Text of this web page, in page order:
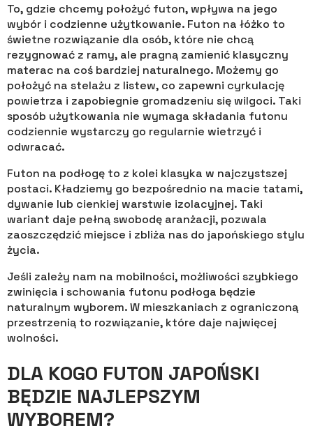
To, gdzie chcemy położyć futon, wpływa na jego
wybór i codzienne użytkowanie. Futon na łóżko to
świetne rozwiązanie dla osób, które nie chcą
rezygnować z ramy, ale pragną zamienić klasyczny
materac na coś bardziej naturalnego. Możemy go
położyć na stelażu z listew, co zapewni cyrkulację
powietrza i zapobiegnie gromadzeniu się wilgoci. Taki
sposób użytkowania nie wymaga składania futonu
codziennie wystarczy go regularnie wietrzyć i
odwracać.
Futon na podłogę to z kolei klasyka w najczystszej
postaci. Kładziemy go bezpośrednio na macie tatami,
dywanie lub cienkiej warstwie izolacyjnej. Taki
wariant daje pełną swobodę aranżacji, pozwala
zaoszczędzić miejsce i zbliża nas do japońskiego stylu
życia.
Jeśli zależy nam na mobilności, możliwości szybkiego
zwinięcia i schowania futonu podłoga będzie
naturalnym wyborem. W mieszkaniach z ograniczoną
przestrzenią to rozwiązanie, które daje najwięcej
wolności.
DLA KOGO FUTON JAPOŃSKI
BĘDZIE NAJLEPSZYM
WYBOREM?